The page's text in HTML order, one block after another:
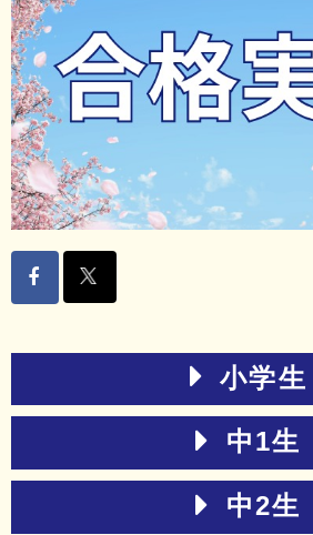
小学生
中1生
中2生